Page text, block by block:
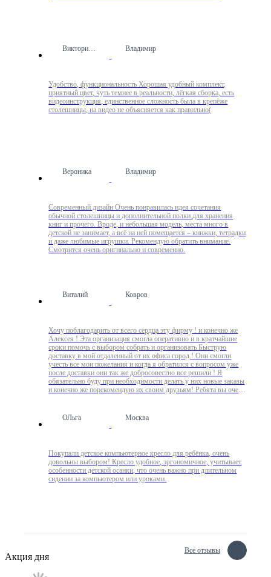
Виктория Ш. Владимир
Удобство, функциональность Хорошая удобный комплект,
приятный цвет, чуть темнее в реальности, лёгкая сборка, есть
видеоинструкция, единственное сложность была в крепёже
столешницы, на видео не объясняется как правильно(
Вероника Владимир
Современный дизайн Очень понравилась идея сочетания
обычной столешницы и дополнительной полки для хранения
книг и прочего. Вроде, и небольшая модель, места много в
детской не занимает, а всё на ней помещается – книжки, тетрадки
и даже любимые игрушки. Рекомендую обратить внимание.
Смотрится очень оригинально и современно.
Виталий Ковров
Хочу поблагодарить от всего сердца эту фирму ! и конечно же
Алексея ! Эта организация смогла оперативно и в кратчайшие
сроки помочь с выбором собрать и организовать Быструю
доставку в мой отдаленный от их офиса город ! Они смогли
учесть все мои пожелания и когда я обратился с вопросом уже
после доставки они так же добросовестно все решили ! Я
обязательно буду при необходимости делать у них новые заказы
и конечно же порекомендую их своим друзьям! Ребята вы очень
ОЛьга Москва
Покупали детское компьютерное кресло для ребёнка, очень
довольны выбором! Кресло удобное, эргономичное, учитывает
особенности детской осанки, что очень важно при длительном
сидении за компьютером или уроками.
Все отзывы
Акция дня